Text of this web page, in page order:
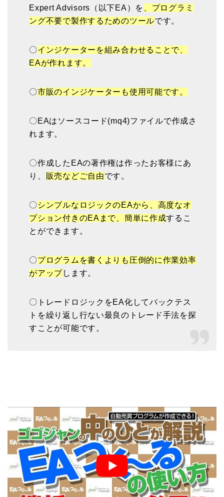
Expert Advisors（以下EA）を
、プログラミ
ング不要で製作するためのツールです。
〇インジケーターを組み合わせることで、
EAが作れます。
〇市販のインジケーターも使用可能です。
〇EAはソースコード(mq4)ファイルで作成さ
れます。
〇作成したEAの著作権は作ったお客様にあ
り、 販売などご自由です。
〇 シンプルなロジックのEAから、高度なオ
プション付きのEAまで、簡単に作成するこ
とができます。
〇プログラムを書くよりも圧倒的に作業効率
がアップします。
〇トレードロジックをEA化してバックテス
トを繰り返し行ない最良のトレード手法を探
すことが可能です。